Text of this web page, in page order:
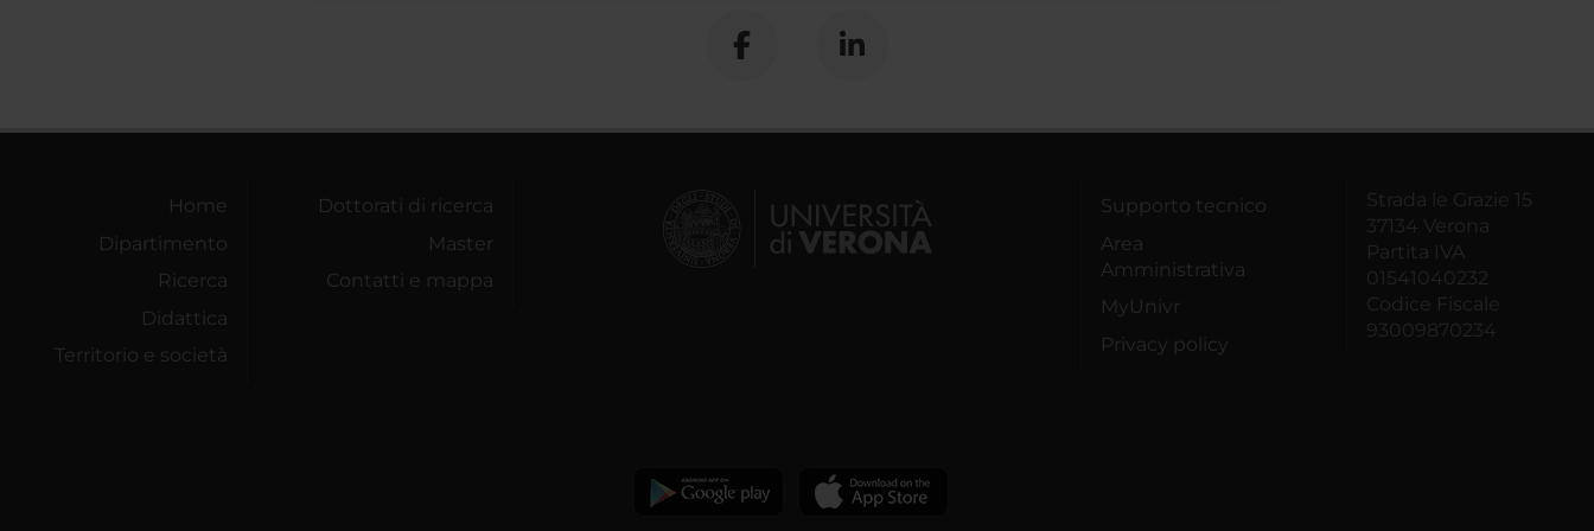
Home
Dipartimento
Ricerca
Didattica
Territorio e società
Dottorati di ricerca
Master
Contatti e mappa
Supporto tecnico
Area
Amministrativa
MyUnivr
Privacy policy
Strada le Grazie 15
37134 Verona
Partita IVA
01541040232
Codice Fiscale
93009870234